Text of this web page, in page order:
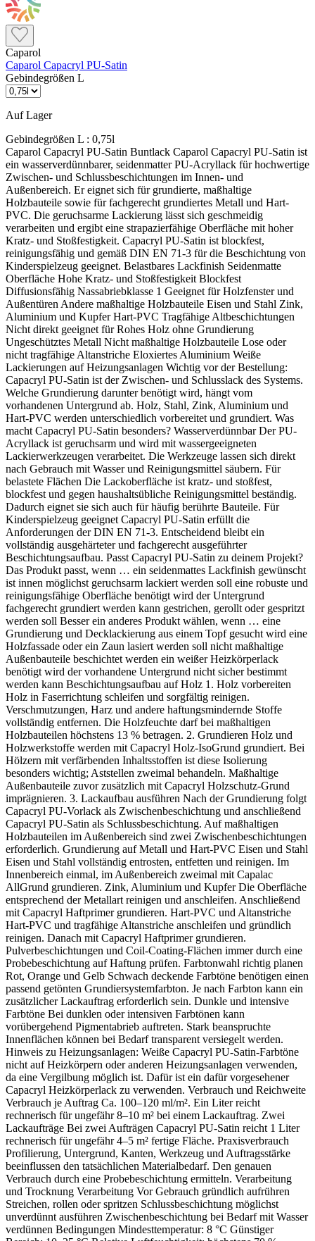
Caparol
Caparol Capacryl PU-Satin
Gebindegrößen L
Auf Lager
Gebindegrößen L : 0,75l
Caparol Capacryl PU-Satin Buntlack Caparol Capacryl PU-Satin ist ein wasserverdünnbarer, seidenmatter PU-Acryllack für hochwertige Zwischen- und Schlussbeschichtungen im Innen- und Außenbereich. Er eignet sich für grundierte, maßhaltige Holzbauteile sowie für fachgerecht grundiertes Metall und Hart-PVC. Die geruchsarme Lackierung lässt sich geschmeidig verarbeiten und ergibt eine strapazierfähige Oberfläche mit hoher Kratz- und Stoßfestigkeit. Capacryl PU-Satin ist blockfest, reinigungsfähig und gemäß DIN EN 71-3 für die Beschichtung von Kinderspielzeug geeignet. Belastbares Lackfinish Seidenmatte Oberfläche Hohe Kratz- und Stoßfestigkeit Blockfest Diffusionsfähig Nassabriebklasse 1 Geeignet für Holzfenster und Außentüren Andere maßhaltige Holzbauteile Eisen und Stahl Zink, Aluminium und Kupfer Hart-PVC Tragfähige Altbeschichtungen Nicht direkt geeignet für Rohes Holz ohne Grundierung Ungeschütztes Metall Nicht maßhaltige Holzbauteile Lose oder nicht tragfähige Altanstriche Eloxiertes Aluminium Weiße Lackierungen auf Heizungsanlagen Wichtig vor der Bestellung: Capacryl PU-Satin ist der Zwischen- und Schlusslack des Systems. Welche Grundierung darunter benötigt wird, hängt vom vorhandenen Untergrund ab. Holz, Stahl, Zink, Aluminium und Hart-PVC werden unterschiedlich vorbereitet und grundiert. Was macht Capacryl PU-Satin besonders? Wasserverdünnbar Der PU-Acryllack ist geruchsarm und wird mit wassergeeigneten Lackierwerkzeugen verarbeitet. Die Werkzeuge lassen sich direkt nach Gebrauch mit Wasser und Reinigungsmittel säubern. Für belastete Flächen Die Lackoberfläche ist kratz- und stoßfest, blockfest und gegen haushaltsübliche Reinigungsmittel beständig. Dadurch eignet sie sich auch für häufig berührte Bauteile. Für Kinderspielzeug geeignet Capacryl PU-Satin erfüllt die Anforderungen der DIN EN 71-3. Entscheidend bleibt ein vollständig ausgehärteter und fachgerecht ausgeführter Beschichtungsaufbau. Passt Capacryl PU-Satin zu deinem Projekt? Das Produkt passt, wenn … ein seidenmattes Lackfinish gewünscht ist innen möglichst geruchsarm lackiert werden soll eine robuste und reinigungsfähige Oberfläche benötigt wird der Untergrund fachgerecht grundiert werden kann gestrichen, gerollt oder gespritzt werden soll Besser ein anderes Produkt wählen, wenn … eine Grundierung und Decklackierung aus einem Topf gesucht wird eine Holzfassade oder ein Zaun lasiert werden soll nicht maßhaltige Außenbauteile beschichtet werden ein weißer Heizkörperlack benötigt wird der vorhandene Untergrund nicht sicher bestimmt werden kann Beschichtungsaufbau auf Holz 1. Holz vorbereiten Holz in Faserrichtung schleifen und sorgfältig reinigen. Verschmutzungen, Harz und andere haftungsmindernde Stoffe vollständig entfernen. Die Holzfeuchte darf bei maßhaltigen Holzbauteilen höchstens 13 % betragen. 2. Grundieren Holz und Holzwerkstoffe werden mit Capacryl Holz-IsoGrund grundiert. Bei Hölzern mit verfärbenden Inhaltsstoffen ist diese Isolierung besonders wichtig; Aststellen zweimal behandeln. Maßhaltige Außenbauteile zuvor zusätzlich mit Capacryl Holzschutz-Grund imprägnieren. 3. Lackaufbau ausführen Nach der Grundierung folgt Capacryl PU-Vorlack als Zwischenbeschichtung und anschließend Capacryl PU-Satin als Schlussbeschichtung. Auf maßhaltigen Holzbauteilen im Außenbereich sind zwei Zwischenbeschichtungen erforderlich. Grundierung auf Metall und Hart-PVC Eisen und Stahl Eisen und Stahl vollständig entrosten, entfetten und reinigen. Im Innenbereich einmal, im Außenbereich zweimal mit Capalac AllGrund grundieren. Zink, Aluminium und Kupfer Die Oberfläche entsprechend der Metallart reinigen und anschleifen. Anschließend mit Capacryl Haftprimer grundieren. Hart-PVC und Altanstriche Hart-PVC und tragfähige Altanstriche anschleifen und gründlich reinigen. Danach mit Capacryl Haftprimer grundieren. Pulverbeschichtungen und Coil-Coating-Flächen immer durch eine Probebeschichtung auf Haftung prüfen. Farbtonwahl richtig planen Rot, Orange und Gelb Schwach deckende Farbtöne benötigen einen passend getönten Grundiersystemfarbton. Je nach Farbton kann ein zusätzlicher Lackauftrag erforderlich sein. Dunkle und intensive Farbtöne Bei dunklen oder intensiven Farbtönen kann vorübergehend Pigmentabrieb auftreten. Stark beanspruchte Innenflächen können bei Bedarf transparent versiegelt werden. Hinweis zu Heizungsanlagen: Weiße Capacryl PU-Satin-Farbtöne nicht auf Heizkörpern oder anderen Heizungsanlagen verwenden, da eine Vergilbung möglich ist. Dafür ist ein dafür vorgesehener Capacryl Heizkörperlack zu verwenden. Verbrauch und Reichweite Verbrauch je Auftrag Ca. 100–120 ml/m². Ein Liter reicht rechnerisch für ungefähr 8–10 m² bei einem Lackauftrag. Zwei Lackaufträge Bei zwei Aufträgen Capacryl PU-Satin reicht 1 Liter rechnerisch für ungefähr 4–5 m² fertige Fläche. Praxisverbrauch Profilierung, Untergrund, Kanten, Werkzeug und Auftragsstärke beeinflussen den tatsächlichen Materialbedarf. Den genauen Verbrauch durch eine Probebeschichtung ermitteln. Verarbeitung und Trocknung Verarbeitung Vor Gebrauch gründlich aufrühren Streichen, rollen oder spritzen Schlussbeschichtung möglichst unverdünnt ausführen Zwischenbeschichtung bei Bedarf mit Wasser verdünnen Bedingungen Mindesttemperatur: 8 °C Günstiger Bereich: 10–25 °C Relative Luftfeuchtigkeit: höchstens 70 % Untergrund muss sauber und trocken sein Trocknung bei 20 °C Staubtrocken nach ca. 1–2 Stunden Überstreichbar nach ca. 10–12 Stunden Durchgetrocknet nach ca. 48 Stunden Kälte und Feuchtigkeit verlängern die Trocknung Häufige Fragen Muss vorher grundiert werden? Ja. Capacryl PU-Satin ist ein Zwischen- und Schlusslack. Die passende Grundierung richtet sich nach Holz, Metall, Hart-PVC oder vorhandenem Altanstrich. Ist der Lack für Kinderspielzeug geeignet? Ja. Der Lack ist gemäß DIN EN 71-3 geeignet. Vor der Nutzung muss die Beschichtung vollständig durchgetrocknet sein. Kann der Lack auf Heizkörper? Weiße Farbtöne sind wegen möglicher Vergilbung nicht für Heizungsanlagen vorgesehen. Dafür einen geeigneten Heizkörperlack verwenden. Technische Daten Produkttyp: Zwischen- und Schlusslack Materialbasis: Polyurethan-Acryldispersion Wasserverdünnbar und geruchsarm Anwendungsbereich: innen und außen Glanzgrad: seidenmatt Dichte: ca. 1,3 g/cm³ Standardgebinde: 375 ml, 750 ml, 2,5 L und 10 L ColorExpress: 350 ml, 700 ml, 2,4 L und 9,6 L Farbton: Weiß und ColorExpress-Farbtöne Werkzeugreinigung: mit Wasser und Reinigungsmittel Kühl und dicht verschlossen lagern Sicherheitshinweis: Die aktuelle Variante Capacryl PU-Satin Weiß benötigt kein Gefahrenpiktogramm und kein Signalwort. Sie enthält jedoch Konservierungsmittel, die allergische Reaktionen hervorrufen können. Beim Spritzen können lungengängige Tröpfchen entstehen; Aerosol und Spritzne